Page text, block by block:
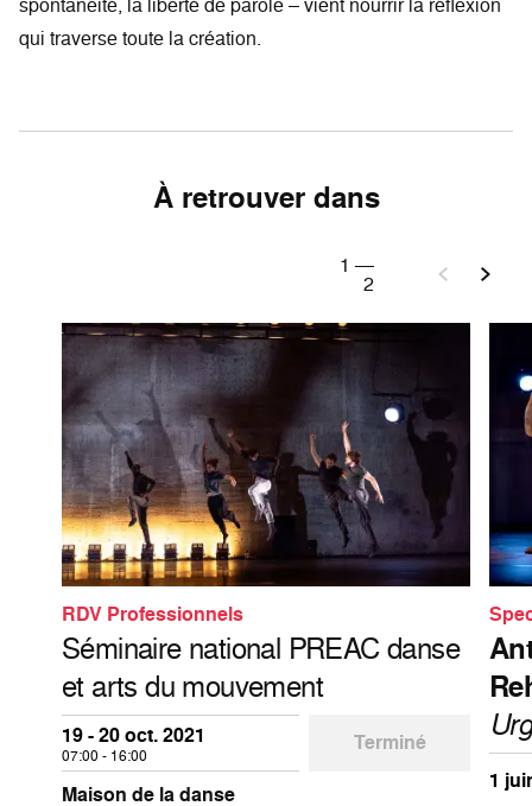
qui traverse toute la création.
À retrouver dans
1 —
2
RDV Professionnels
Séminaire national PREAC danse
et arts du mouvement
19 - 20 oct. 2021
07:00 - 16:00
Terminé
Maison de la danse
1